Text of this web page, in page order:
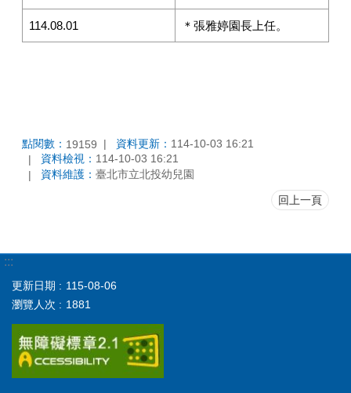
114.08.01 ＊張雅婷園長上任。
點閱數： 19159 資料更新： 114-10-03 16:21
資料檢視： 114-10-03 16:21
資料維護： 臺北市立北投幼兒園
回上一頁
:::
更新日期
115-08-06
瀏覽人次
1881